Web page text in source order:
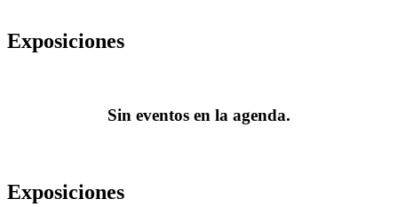
Exposiciones
Sin eventos en la agenda.
Exposiciones